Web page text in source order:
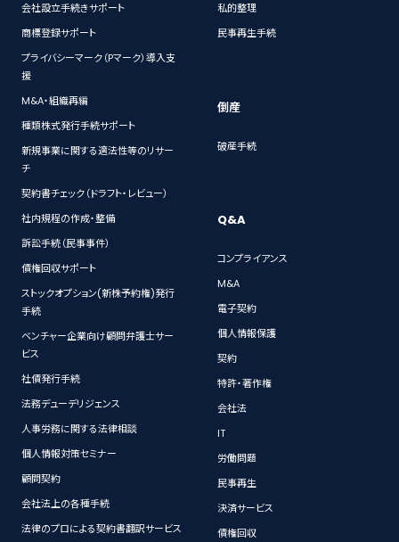
会社設立手続きサポート
商標登録サポート
プライバシーマーク（Pマーク）導入支
援
M&A・組織再編
種類株式発行手続サポート
新規事業に関する適法性等のリサー
チ
契約書チェック（ドラフト・レビュー）
社内規程の作成・整備
訴訟手続（民事事件）
債権回収サポート
ストックオプション(新株予約権)発行
手続
ベンチャー企業向け顧問弁護士サー
ビス
社債発行手続
法務デューデリジェンス
人事労務に関する法律相談
個人情報対策セミナー
顧問契約
会社法上の各種手続
法律のプロによる契約書翻訳サービス
私的整理
民事再生手続
倒産
破産手続
Q&A
コンプライアンス
M&A
電子契約
個人情報保護
契約
特許・著作権
会社法
IT
労働問題
民事再生
決済サービス
債権回収